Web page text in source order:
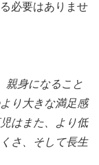
必要はありませ
親身になること
り大きな満足感
はまた、より低
さ、そして長生